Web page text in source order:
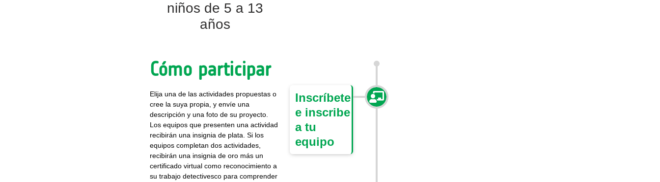
niños de 5 a 13
años
Cómo participar
Elija una de las actividades propuestas o
cree la suya propia, y envíe una
descripción y una foto de su proyecto.
Los equipos que presenten una actividad
recibirán una insignia de plata. Si los
equipos completan dos actividades,
recibirán una insignia de oro más un
certificado virtual como reconocimiento a
su trabajo detectivesco para comprender
Inscríbete
e inscribe
a tu
equipo